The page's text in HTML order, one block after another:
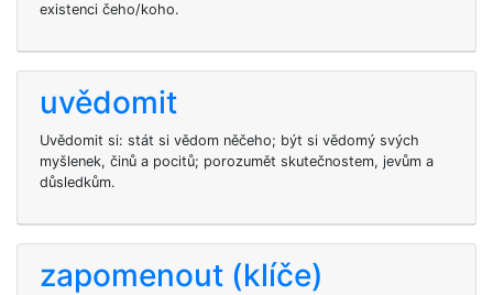
existenci čeho/koho.
uvědomit
Uvědomit si: stát si vědom něčeho; být si vědomý svých
myšlenek, činů a pocitů; porozumět skutečnostem, jevům a
důsledkům.
zapomenout (klíče)